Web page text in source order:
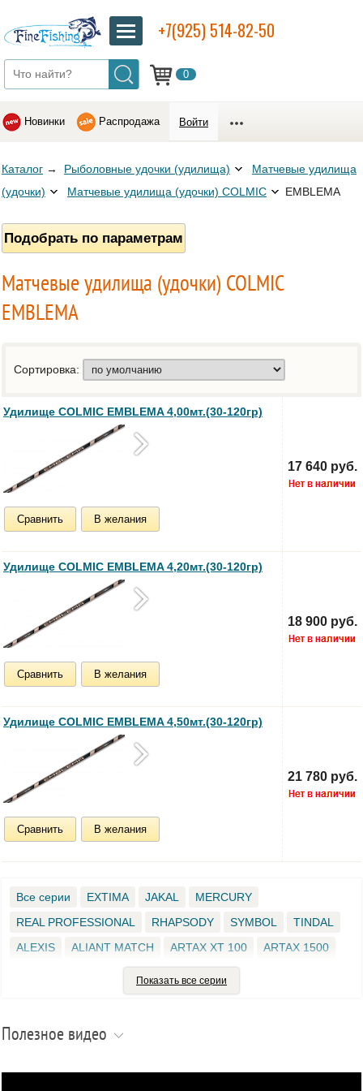
0
+7(925) 514-82-50
Новинки Распродажа Войти
Каталог → Рыболовные удочки (удилища)
Матчевые удилища
(удочки)
Матчевые удилища (удочки) COLMIC EMBLEMA
Подобрать по параметрам
Матчевые удилища (удочки) COLMIC
EMBLEMA
Сортировка:
Удилище COLMIC EMBLEMA 4,00мт.(30-120гр)
Сравнить В желания
17 640 руб.
Удилище COLMIC EMBLEMA 4,20мт.(30-120гр)
Сравнить В желания
18 900 руб.
Удилище COLMIC EMBLEMA 4,50мт.(30-120гр)
Сравнить В желания
21 780 руб.
Все серии EXTIMA JAKAL
MERCURY
REAL PROFESSIONAL
RHAPSODY SYMBOL
TINDAL
ALEXIS
ALIANT MATCH ARTAX ХT 100
ARTAX 1500
DEXTER MATCH
EMBLEMA
NITRUS
POLAR MATCH PRO ENERGY
RACE 20
Показать все серии
Полезное видео